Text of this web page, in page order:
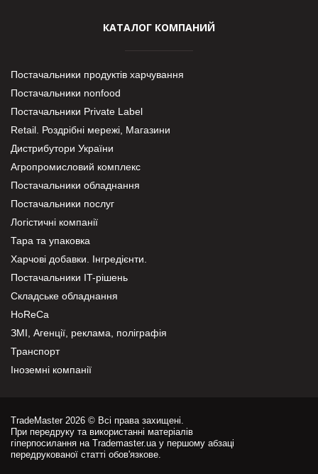
КАТАЛОГ КОМПАНИЙ
Постачальники продуктів харчування
Постачальники nonfood
Постачальники Private Label
Retail. Роздрібні мережі, Магазини
Дистрибутори України
Агропромисловий комплекс
Постачальники обладнання
Постачальники послуг
Логістичні компанії
Тара та упаковка
Харчові добавки. Інгредієнти.
Постачальники IT-рішень
Складське обладнання
HoReCa
ЗМІ, Агенції, реклама, поліграфія
Транспорт
Іноземні компанії
TradeMaster 2026 © Всі права захищені.
При передруку та використанні матеріалів
гіперпосилання на Trademaster.ua у першому абзаці
передрукованої статті обов'язкове.